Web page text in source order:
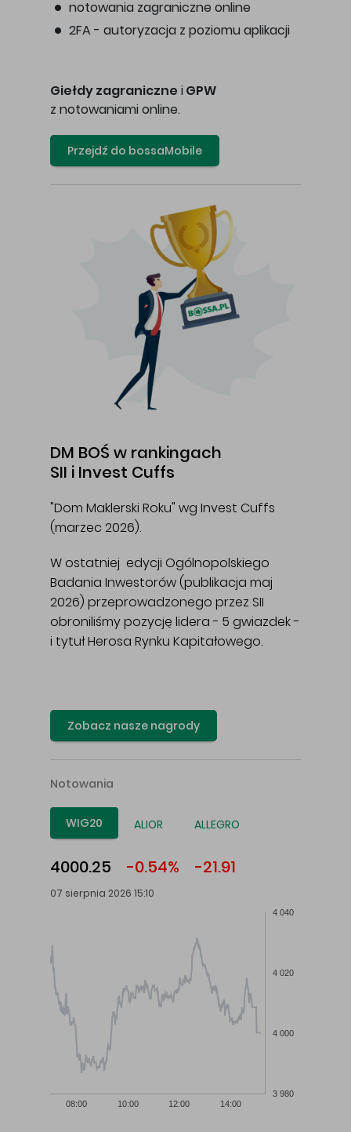
notowania zagraniczne online
2FA - autoryzacja z poziomu aplikacji
Giełdy zagraniczne i GPW
z notowaniami online.
Przejdź do bossaMobile
DM BOŚ w rankingach
SII i Invest Cuffs
"Dom Maklerski Roku" wg Invest Cuffs
(marzec 2026).
W ostatniej edycji Ogólnopolskiego
Badania Inwestorów (publikacja maj
2026) przeprowadzonego przez SII
obroniliśmy pozycję lidera - 5 gwiazdek -
i tytuł Herosa Rynku Kapitałowego.
Zobacz nasze nagrody
Notowania
WIG20 ALIOR ALLEGRO
4000.25 -0.54% -21.91
07 sierpnia 2026 15:10
08:00 10:00 12:00 14:00
3 980
4 000
4 020
4 040